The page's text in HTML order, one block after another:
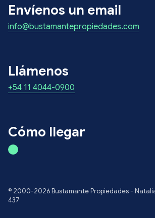
Envíenos un email
info@bustamantepropiedades.com
Llámenos
+54 11 4044-0900
Cómo llegar
© 2000-2026 Bustamante Propiedades -
437